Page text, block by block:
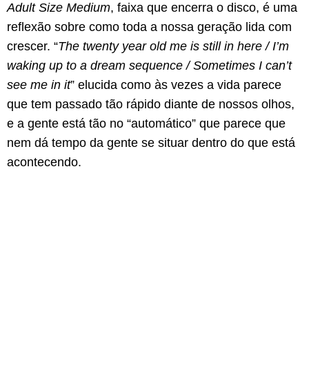
Adult Size Medium, faixa que encerra o disco, é uma
reflexão sobre como toda a nossa geração lida com
crescer. “The twenty year old me is still in here / I’m
waking up to a dream sequence / Sometimes I can’t
see me in it” elucida como às vezes a vida parece
que tem passado tão rápido diante de nossos olhos,
e a gente está tão no “automático” que parece que
nem dá tempo da gente se situar dentro do que está
acontecendo.